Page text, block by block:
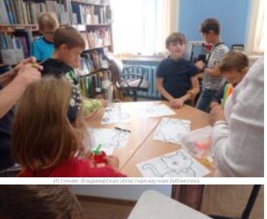
Источник:Владимирская областная научная библиотека